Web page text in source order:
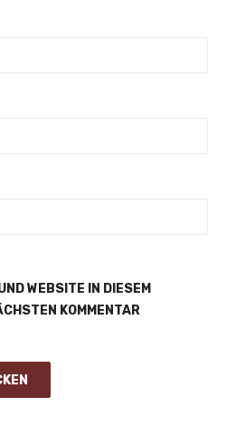
WEBSITE IN DIESEM
KOMMENTAR